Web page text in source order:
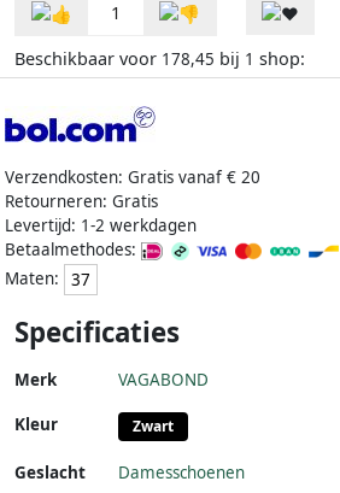
1
Beschikbaar voor 178,45 bij 1 shop:
Verzendkosten: Gratis vanaf € 20
Retourneren: Gratis
Levertijd: 1-2 werkdagen
Betaalmethodes:
Maten:
37
Specificaties
Merk VAGABOND
Kleur Zwart
Geslacht
Damesschoenen